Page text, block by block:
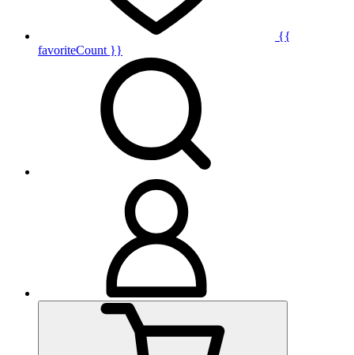
{{
favoriteCount }}